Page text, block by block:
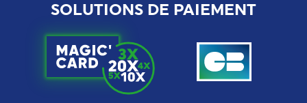
SOLUTIONS DE PAIEMENT